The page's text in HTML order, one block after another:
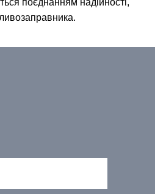
поєднанням надійності,